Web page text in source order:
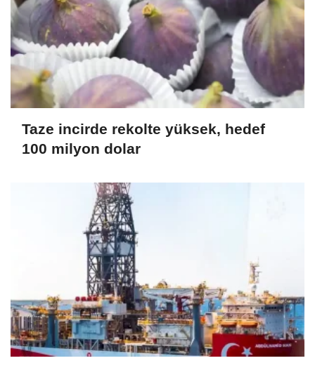
Taze incirde rekolte yüksek, hedef
100 milyon dolar